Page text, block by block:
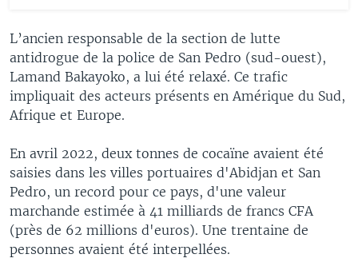
L’ancien responsable de la section de lutte
antidrogue de la police de San Pedro (sud-ouest),
Lamand Bakayoko, a lui été relaxé. Ce trafic
impliquait des acteurs présents en Amérique du Sud,
Afrique et Europe.
En avril 2022, deux tonnes de cocaïne avaient été
saisies dans les villes portuaires d'Abidjan et San
Pedro, un record pour ce pays, d'une valeur
marchande estimée à 41 milliards de francs CFA
(près de 62 millions d'euros). Une trentaine de
personnes avaient été interpellées.